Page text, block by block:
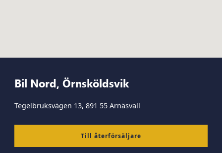
Bil Nord, Örnsköldsvik
Tegelbruksvägen 13, 891 55 Arnäsvall
Till återförsäljare